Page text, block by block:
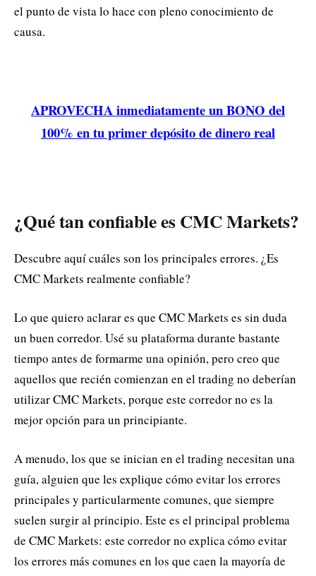
el punto de vista lo hace con pleno conocimiento de
causa.
APROVECHA inmediatamente un BONO del
100% en tu primer depósito de dinero real
¿Qué tan confiable es CMC Markets?
Descubre aquí cuáles son los principales errores. ¿Es
CMC Markets realmente confiable?
Lo que quiero aclarar es que CMC Markets es sin duda
un buen corredor. Usé su plataforma durante bastante
tiempo antes de formarme una opinión, pero creo que
aquellos que recién comienzan en el trading no deberían
utilizar CMC Markets, porque este corredor no es la
mejor opción para un principiante.
A menudo, los que se inician en el trading necesitan una
guía, alguien que les explique cómo evitar los errores
principales y particularmente comunes, que siempre
suelen surgir al principio. Este es el principal problema
de CMC Markets: este corredor no explica cómo evitar
los errores más comunes en los que caen la mayoría de